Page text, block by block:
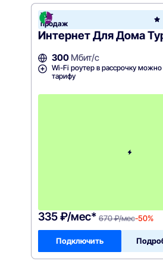
Хит
продаж
Интернет Для Дома
300Мбит/с
Wi-Fi роутер в рассрочку можно
тарифу
335 ₽/мес* 670 ₽/мес-50%
Подключить